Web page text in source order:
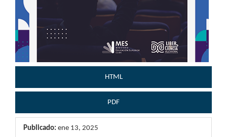
HTML
PDF
Publicado: ene 13, 2025